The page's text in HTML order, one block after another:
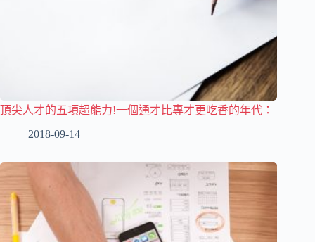
頂尖人才的五項超能力!一個通才比專才更吃香的年代：
2018-09-14